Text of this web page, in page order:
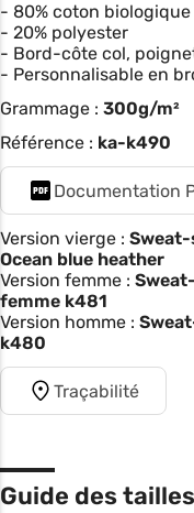
- 80% coton biologique
- 20% polyester
- Bord-côte col,
- Personnalisable en
Grammage : 300g/m²
Référence : ka-k490
Documentation
Version vierge :
Ocean blue heather
Version femme :
femme k481
Version homme :
k480
Traçabilité
Guide des tailles